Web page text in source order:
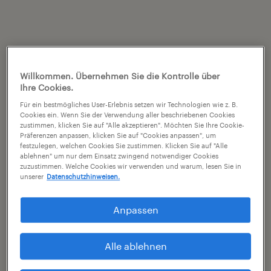
Willkommen. Übernehmen Sie die Kontrolle über
Ihre Cookies.
Für ein bestmögliches User-Erlebnis setzen wir Technologien wie z. B.
Cookies ein. Wenn Sie der Verwendung aller beschriebenen Cookies
zustimmen, klicken Sie auf "Alle akzeptieren". Möchten Sie Ihre Cookie-
Präferenzen anpassen, klicken Sie auf "Cookies anpassen", um
festzulegen, welchen Cookies Sie zustimmen. Klicken Sie auf "Alle
ablehnen" um nur dem Einsatz zwingend notwendiger Cookies
zuzustimmen. Welche Cookies wir verwenden und warum, lesen Sie in
unserer Datenschutzhinweisen.
Anpassen
Alle ablehnen